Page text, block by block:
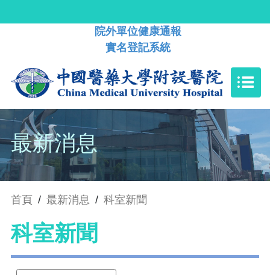
院外單位健康通報
實名登記系統
最新消息
首頁 / 最新消息 / 科室新聞
科室新聞